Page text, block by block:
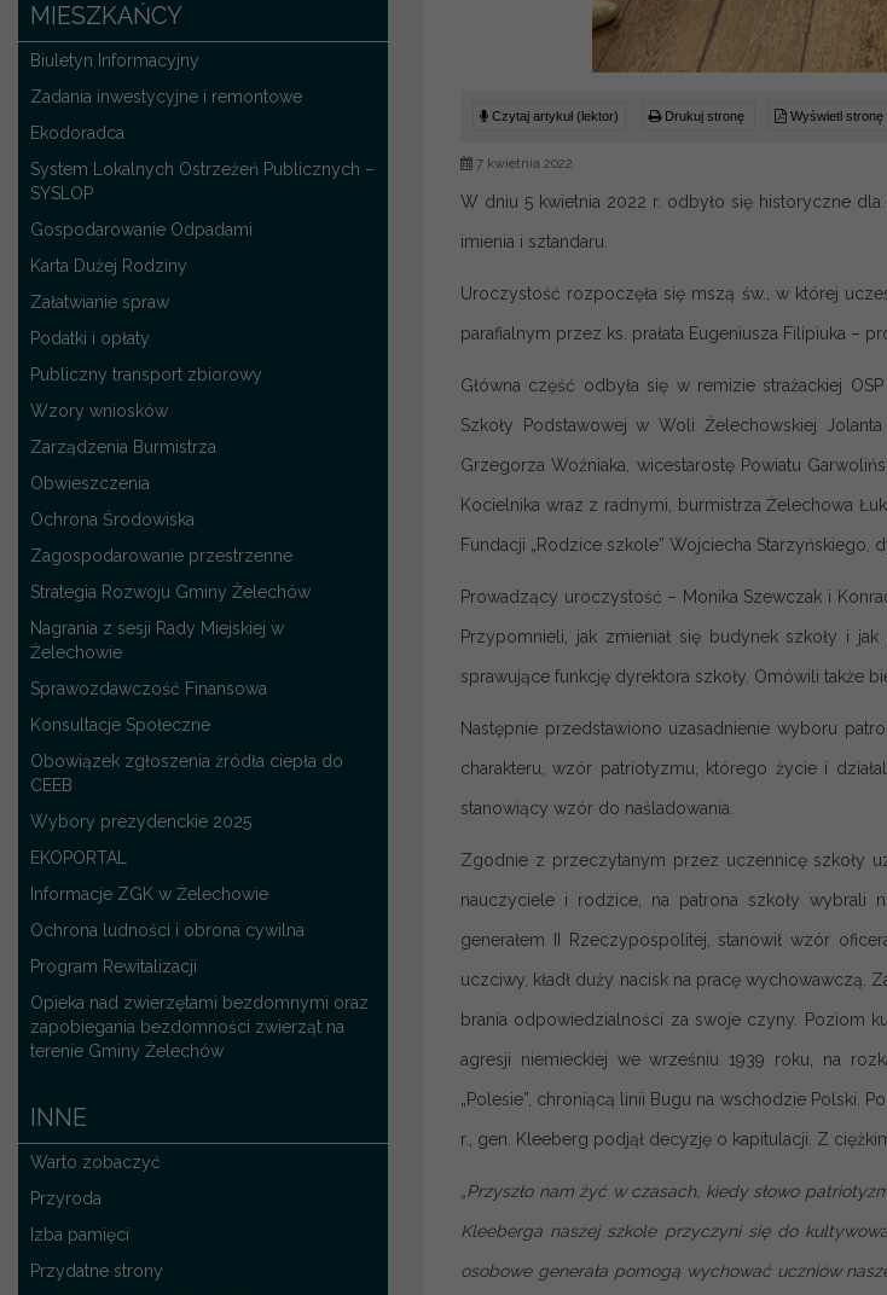
MIESZKAŃCY
Biuletyn Informacyjny
Zadania inwestycyjne i remontowe
Ekodoradca
System Lokalnych Ostrzeżeń Publicznych –
SYSLOP
Gospodarowanie Odpadami
Karta Dużej Rodziny
Załatwianie spraw
Podatki i opłaty
Publiczny transport zbiorowy
Wzory wniosków
Zarządzenia Burmistrza
Obwieszczenia
Ochrona Środowiska
Zagospodarowanie przestrzenne
Strategia Rozwoju Gminy Żelechów
Nagrania z sesji Rady Miejskiej w
Żelechowie
Sprawozdawczość Finansowa
Konsultacje Społeczne
Obowiązek zgłoszenia źródła ciepła do
CEEB
Wybory prezydenckie 2025
EKOPORTAL
Informacje ZGK w Żelechowie
Ochrona ludności i obrona cywilna
Program Rewitalizacji
Opieka nad zwierzętami bezdomnymi oraz
zapobiegania bezdomności zwierząt na
terenie Gminy Żelechów
INNE
Warto zobaczyć
Przyroda
Izba pamięci
Przydatne strony
Czytaj artykuł (lektor) Drukuj stronę Wyświetl stronę
7 kwietnia 2022
W dniu 5 kwietnia 2022 r. odbyło się historyczne
imienia i sztandaru.
Uroczystość rozpoczęła się mszą św., w której
parafialnym przez ks. prałata Eugeniusza Filipiuka –
Główna część odbyła się w remizie strażackiej
Szkoły Podstawowej w Woli Żelechowskiej
Grzegorza Woźniaka, wicestarostę Powiatu
Kocielnika wraz z radnymi, burmistrza Żelechowa
Fundacji „Rodzice szkole” Wojciecha
Prowadzący uroczystość – Monika Szewczak i
Przypomnieli, jak zmieniał się budynek szkoły i
sprawujące funkcję dyrektora szkoły. Omówili także
Następnie przedstawiono uzasadnienie wyboru
charakteru, wzór patriotyzmu, którego życie i
stanowiący wzór do naśladowania.
Zgodnie z przeczytanym przez uczennicę szkoły
nauczyciele i rodzice, na patrona szkoły wybrali
generałem II Rzeczypospolitej, stanowił wzór
uczciwy, kładł duży nacisk na pracę wychowawczą.
brania odpowiedzialności za swoje czyny. Poziom
agresji niemieckiej we wrześniu 1939 roku, na
„Polesie”, chroniącą linii Bugu na wschodzie Polski.
r., gen. Kleeberg podjął decyzję o kapitulacji. Z
„Przyszło nam żyć w czasach, kiedy słowo
Kleeberga naszej szkole przyczyni się do
osobowe generała pomogą wychować uczniów